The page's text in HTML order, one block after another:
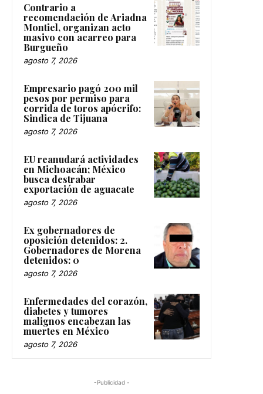
Contrario a
recomendación de Ariadna
Montiel, organizan acto
masivo con acarreo para
Burgueño
agosto 7, 2026
Empresario pagó 200 mil
pesos por permiso para
corrida de toros apócrifo:
Sindica de Tijuana
agosto 7, 2026
EU reanudará actividades
en Michoacán; México
busca destrabar
exportación de aguacate
agosto 7, 2026
Ex gobernadores de
oposición detenidos: 2.
Gobernadores de Morena
detenidos: 0
agosto 7, 2026
Enfermedades del corazón,
diabetes y tumores
malignos encabezan las
muertes en México
agosto 7, 2026
-Publicidad -